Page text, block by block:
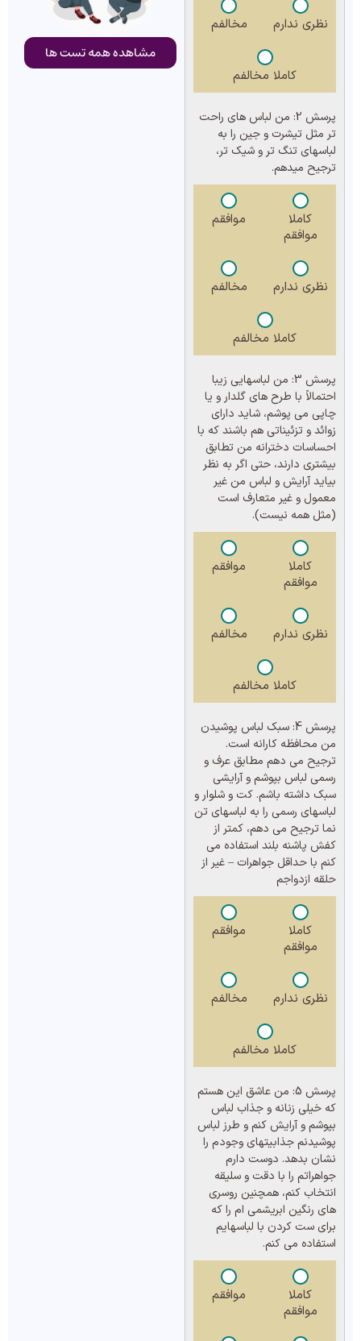
نظری ندارم مخالفم
کاملا مخالفم
پرسش 2:
من لباس های راحت
تر مثل تیشرت و جین را به
لباسهای تنگ تر و شیک تر،
ترجیح میدهم.
کاملا
موافقم
موافقم
نظری ندارم مخالفم
کاملا مخالفم
پرسش 3:
من لباسهایی زیبا
احتمالاً با طرح های گلدار و یا
چاپی می پوشم، شاید دارای
زوائد و تزئیناتی هم باشند که با
احساسات دخترانه من تطابق
بیشتری دارند، حتی اگر به نظر
بیاید آرایش و لباس من غیر
معمول و غیر متعارف است
(مثل همه نیست).
کاملا
موافقم
موافقم
نظری ندارم مخالفم
کاملا مخالفم
پرسش 4:
سبک لباس پوشیدن
من محافظه کارانه است.
ترجیح می دهم مطابق عرف و
رسمی لباس بپوشم و آرایشی
سبک داشته باشم. کت و شلوار و
لباسهای رسمی را به لباسهای تن
نما ترجیح می دهم، کمتر از
کفش پاشنه بلند استفاده می
کنم با حداقل جواهرات – غیر از
حلقه ازدواجم
کاملا
موافقم
موافقم
نظری ندارم مخالفم
کاملا مخالفم
پرسش 5:
من عاشق این هستم
که خیلی زنانه و جذاب لباس
بپوشم و آرایش کنم و طرز لباس
پوشیدنم جذابیتهای وجودم را
نشان بدهد. دوست دارم
جواهراتم را با دقت و سلیقه
انتخاب کنم، همچنین روسری
های رنگین ابریشمی ام را که
برای ست کردن با لباسهایم
استفاده می کنم.
کاملا
موافقم
موافقم
مشاهده همه تست ها